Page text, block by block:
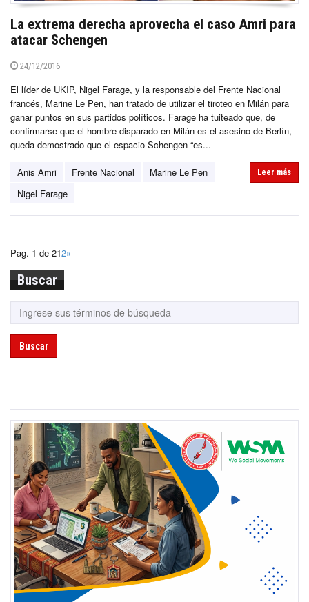
La extrema derecha aprovecha el caso Amri para
atacar Schengen
24/12/2016
El líder de UKIP, Nigel Farage, y la responsable del Frente Nacional
francés, Marine Le Pen, han tratado de utilizar el tiroteo en Milán para
ganar puntos en sus partidos políticos. Farage ha tuiteado que, de
confirmarse que el hombre disparado en Milán es el asesino de Berlín,
queda demostrado que el espacio Schengen “es...
Anis Amri Frente Nacional
Marine Le Pen
Nigel Farage
Leer más
Pag. 1 de 212»
Buscar
Buscar